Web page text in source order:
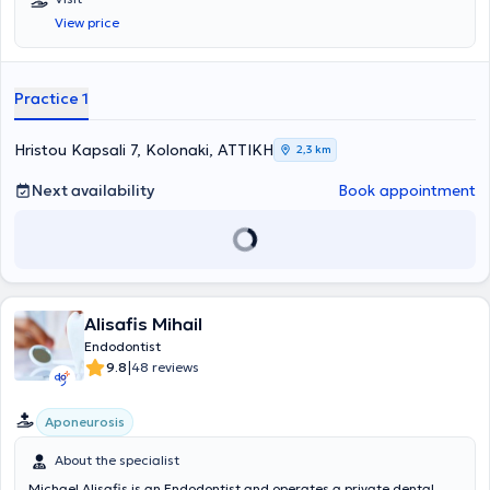
York. He is a member of the AAE (American Association of
Endodontists). Finally, he possesses extensive experience and
training.
View price
Practice 1
Hristou Kapsali 7, Kolonaki, ΑΤΤΙΚΗ 2,3 km
Next availability Book appointment
Alisafis Mihail
Endodontist
9.8|48 reviews
Aponeurosis
About the specialist